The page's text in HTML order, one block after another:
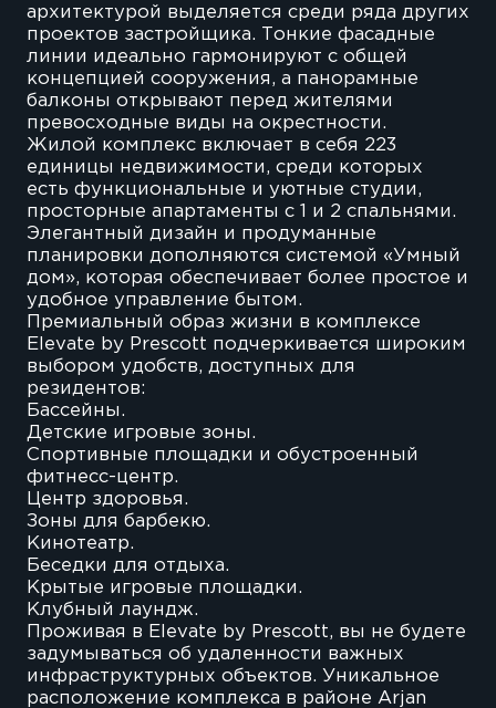
архитектурой выделяется среди ряда других
проектов застройщика. Тонкие фасадные
линии идеально гармонируют с общей
концепцией сооружения, а панорамные
балконы открывают перед жителями
превосходные виды на окрестности.
Жилой комплекс включает в себя 223
единицы недвижимости, среди которых
есть функциональные и уютные студии,
просторные апартаменты с 1 и 2 спальнями.
Элегантный дизайн и продуманные
планировки дополняются системой «Умный
дом», которая обеспечивает более простое и
удобное управление бытом.
Премиальный образ жизни в комплексе
Elevate by Prescott подчеркивается широким
выбором удобств, доступных для
резидентов:
Бассейны.
Детские игровые зоны.
Спортивные площадки и обустроенный
фитнесс-центр.
Центр здоровья.
Зоны для барбекю.
Кинотеатр.
Беседки для отдыха.
Крытые игровые площадки.
Клубный лаундж.
Проживая в Elevate by Prescott, вы не будете
задумываться об удаленности важных
инфраструктурных объектов. Уникальное
расположение комплекса в районе Arjan